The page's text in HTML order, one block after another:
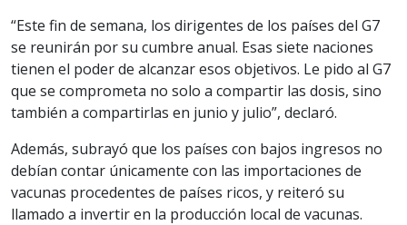
“Este fin de semana, los dirigentes de los países del G7
se reunirán por su cumbre anual. Esas siete naciones
tienen el poder de alcanzar esos objetivos. Le pido al G7
que se comprometa no solo a compartir las dosis, sino
también a compartirlas en junio y julio”, declaró.
Además, subrayó que los países con bajos ingresos no
debían contar únicamente con las importaciones de
vacunas procedentes de países ricos, y reiteró su
llamado a invertir en la producción local de vacunas.